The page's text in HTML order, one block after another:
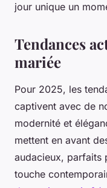
jour unique un
Tendances
mariée
Pour 2025, les
captivent avec de
modernité et
mettent en avant
audacieux, parfaits
touche